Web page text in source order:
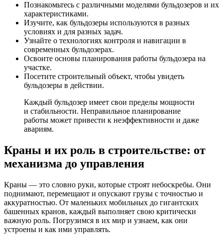
Познакомьтесь с различными моделями бульдозеров и их
характеристиками.
Изучите, как бульдозеры используются в разных
условиях и для разных задач.
Узнайте о технологиях контроля и навигации в
современных бульдозерах.
Освоите основы планирования работы бульдозера на
участке.
Посетите строительный объект, чтобы увидеть
бульдозеры в действии.
Каждый бульдозер имеет свои пределы мощности
и стабильности. Неправильное планирование
работы может привести к неэффективности и даже
авариям.
Краны и их роль в строительстве: от
механизма до управления
Краны — это словно руки, которые строят небоскребы. Они
поднимают, перемещают и опускают грузы с точностью и
аккуратностью. От маленьких мобильных до гигантских
башенных кранов, каждый выполняет свою критически
важную роль. Погрузимся в их мир и узнаем, как они
устроены и как ими управлять.